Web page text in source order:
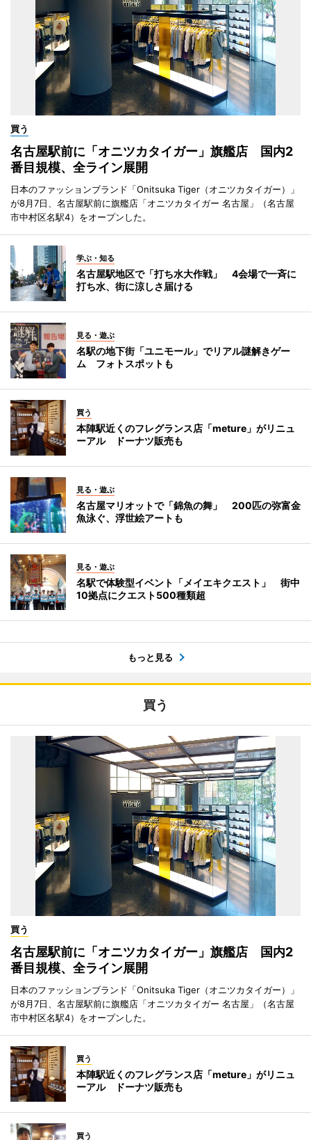
買う
名古屋駅前に「オニツカタイガー」旗艦店 国内2
番目規模、全ライン展開
日本のファッションブランド「Onitsuka Tiger（オニツカタイガー）」
が8月7日、名古屋駅前に旗艦店「オニツカタイガー 名古屋」（名古屋
市中村区名駅4）をオープンした。
学ぶ・知る
名古屋駅地区で「打ち水大作戦」 4会場で一斉に
打ち水、街に涼しさ届ける
見る・遊ぶ
名駅の地下街「ユニモール」でリアル謎解きゲー
ム フォトスポットも
買う
本陣駅近くのフレグランス店「meture」がリニュ
ーアル ドーナツ販売も
見る・遊ぶ
名古屋マリオットで「錦魚の舞」 200匹の弥富金
魚泳ぐ、浮世絵アートも
見る・遊ぶ
名駅で体験型イベント「メイエキクエスト」 街中
10拠点にクエスト500種類超
もっと見る
買う
買う
名古屋駅前に「オニツカタイガー」旗艦店 国内2
番目規模、全ライン展開
日本のファッションブランド「Onitsuka Tiger（オニツカタイガー）」
が8月7日、名古屋駅前に旗艦店「オニツカタイガー 名古屋」（名古屋
市中村区名駅4）をオープンした。
買う
本陣駅近くのフレグランス店「meture」がリニュ
ーアル ドーナツ販売も
買う